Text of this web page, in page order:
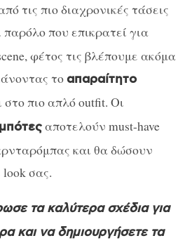
τις πιο διαχρονικές τάσεις
παρόλο που επικρατεί για
φέτος τις βλέπουμε ακόμα
τοαπαραίτητο
στο πιο απλό outfit. Οι
αποτελούν must-have
και θα δώσουν
σας.
τα καλύτερα σχέδια για
και να δημιουργήσετε τα